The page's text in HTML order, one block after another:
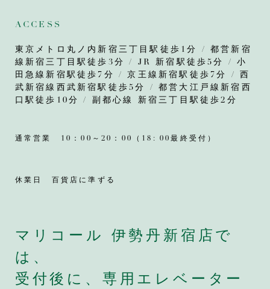
ACCESS
東京メトロ丸ノ内新宿三丁目駅徒歩1分 / 都営新宿
線新宿三丁目駅徒歩3分 / JR 新宿駅徒歩5分 / 小
田急線新宿駅徒歩7分 / 京王線新宿駅徒歩7分 / 西
武新宿線西武新宿駅徒歩5分 / 都営大江戸線新宿西
口駅徒歩10分 / 副都心線 新宿三丁目駅徒歩2分
通常営業 10：00～20：00（18: 00最終受付）
休業日 百貨店に準ずる
マリコール 伊勢丹新宿店で
は、
受付後に、専用エレベーター